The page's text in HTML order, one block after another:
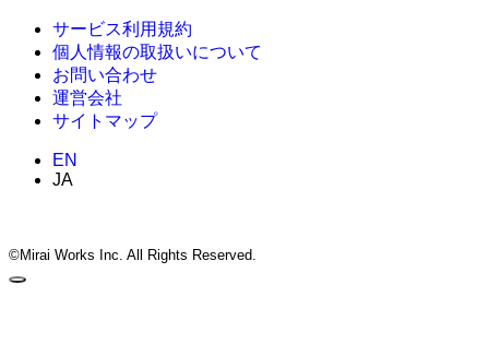
サービス利用規約
個人情報の取扱いについて
お問い合わせ
運営会社
サイトマップ
EN
JA
©Mirai Works Inc. All Rights Reserved.